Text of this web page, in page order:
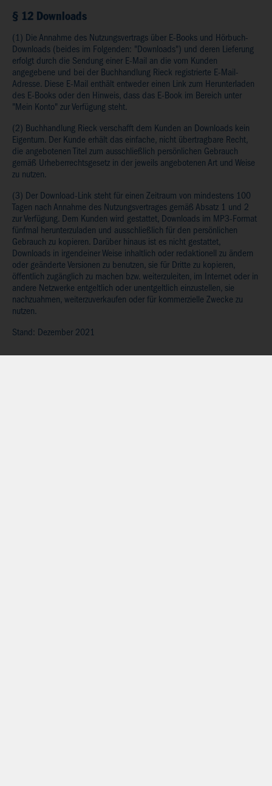
§ 12 Downloads
(1) Die Annahme des Nutzungsvertrags über E-Books und Hörbuch-
Downloads (beides im Folgenden: "Downloads") und deren Lieferung
erfolgt durch die Sendung einer E-Mail an die vom Kunden
angegebene und bei der Buchhandlung Rieck registrierte E-Mail-
Adresse. Diese E-Mail enthält entweder einen Link zum Herunterladen
des E-Books oder den Hinweis, dass das E-Book im Bereich unter
"Mein Konto" zur Verfügung steht.
(2) Buchhandlung Rieck verschafft dem Kunden an Downloads kein
Eigentum. Der Kunde erhält das einfache, nicht übertragbare Recht,
die angebotenen Titel zum ausschließlich persönlichen Gebrauch
gemäß Urheberrechtsgesetz in der jeweils angebotenen Art und Weise
zu nutzen.
(3) Der Download-Link steht für einen Zeitraum von mindestens 100
Tagen nach Annahme des Nutzungsvertrages gemäß Absatz 1 und 2
zur Verfügung. Dem Kunden wird gestattet, Downloads im MP3-Format
fünfmal herunterzuladen und ausschließlich für den persönlichen
Gebrauch zu kopieren. Darüber hinaus ist es nicht gestattet,
Downloads in irgendeiner Weise inhaltlich oder redaktionell zu ändern
oder geänderte Versionen zu benutzen, sie für Dritte zu kopieren,
öffentlich zugänglich zu machen bzw. weiterzuleiten, im Internet oder in
andere Netzwerke entgeltlich oder unentgeltlich einzustellen, sie
nachzuahmen, weiterzuverkaufen oder für kommerzielle Zwecke zu
nutzen.
Stand: Dezember 2021